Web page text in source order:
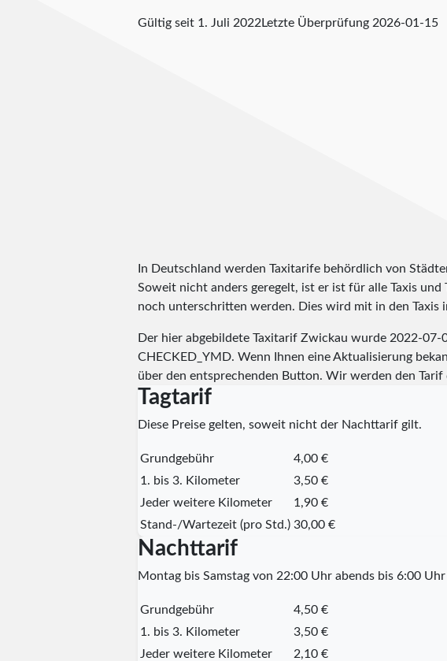
Gültig seit 1. Juli 2022 Letzte Überprüfung 2026-01-15
In Deutschland werden Taxitarife behördlich von
Soweit nicht anders geregelt, ist er ist für alle Taxis
noch unterschritten werden. Dies wird mit in den Taxis
Der hier abgebildete Taxitarif Zwickau wurde 2022-07-
CHECKED_YMD. Wenn Ihnen eine Aktualisierung
über den entsprechenden Button. Wir werden den
Tagtarif
Diese Preise gelten, soweit nicht der Nachttarif gilt.
Grundgebühr
4,00 €
1. bis 3. Kilometer
3,50 €
Jeder weitere Kilometer
1,90 €
Stand-/Wartezeit (pro Std.) 30,00 €
Nachttarif
Montag bis Samstag von 22:00 Uhr abends bis 6:00
Grundgebühr
4,50 €
1. bis 3. Kilometer
3,50 €
Jeder weitere Kilometer
2,10 €